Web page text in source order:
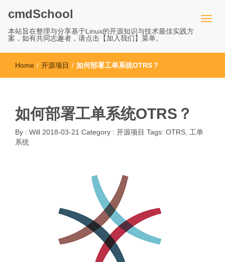
cmdSchool
本站旨在整理与分享基于Linux的开源知识与技术最佳实践方
案，如有共同志趣者，请点击【加入我们】菜单。
Home / 开源项目 / 如何部署工单系统OTRS？
如何部署工单系统OTRS？
By : Will 2018-03-21 Category : 开源项目 Tags: OTRS 工单
系统